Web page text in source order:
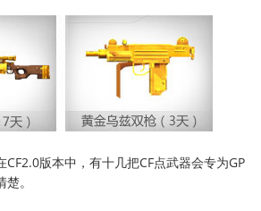
CF2.0版本中，有十几把CF点武器会专为GP
。